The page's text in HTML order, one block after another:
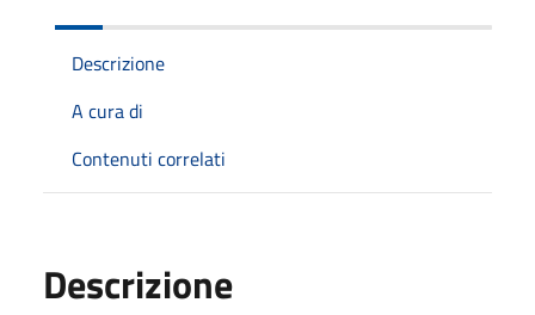
Descrizione
A cura di
Contenuti correlati
Descrizione